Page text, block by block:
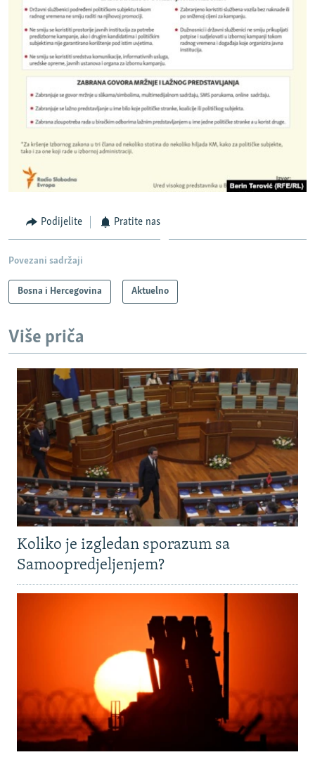
Podijelite Pratite nas
Povezani sadržaji
Bosna i Hercegovina Aktuelno
Više priča
Koliko je izgledan sporazum sa
Samoopredjeljenjem?